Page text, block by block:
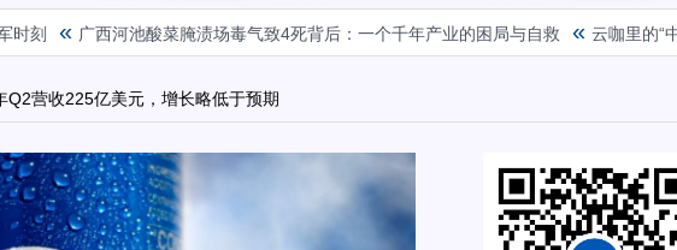
« 广西河池酸菜腌渍场毒气致4死背后：一个千年产业的困局与自救 « 云咖里的“中国魂”
Q2营收225亿美元，增长略低于预期